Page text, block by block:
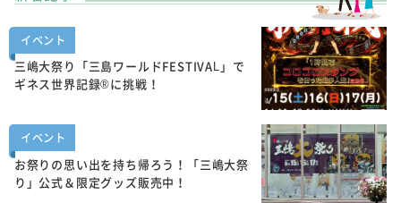
イベント
三嶋大祭り「三島ワールドFESTIVAL」で
ギネス世界記録®に挑戦！
イベント
お祭りの思い出を持ち帰ろう！「三嶋大祭
り」公式＆限定グッズ販売中！